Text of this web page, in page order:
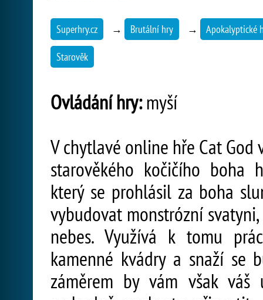
Superhry.cz → Brutální hry → Apokalyptické
Starověk
Ovládání hry:myší
V chytlavé online hře Cat
starověkého kočičího boha
který se prohlásil za boha
vybudovat monstrózní
nebes. Využívá k tomu
kamenné kvádry a snaží se
záměrem by vám však váš